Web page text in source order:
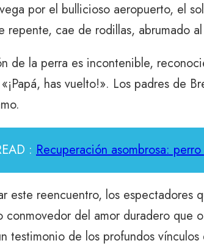
por el bullicioso aeropuerto, el
repente, cae de rodillas, abrumado
de la perra es incontenible,
has vuelto!». Los padres de
: Recuperación asombrosa:
este reencuentro, los espectadores
conmovedor del amor duradero que
testimonio de los profundos